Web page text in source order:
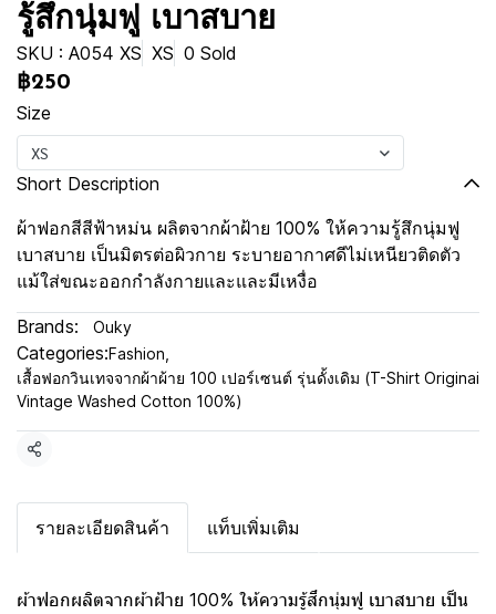
รู้สึกนุ่มฟู เบาสบาย
SKU : A054 XS XS 0 Sold
฿250
Size
XS
Short Description
ผ้าฟอกสีสีฟ้าหม่น ผลิตจากผ้าฝ้าย 100% ให้ความรู้สึกนุ่มฟู
เบาสบาย เป็นมิตรต่อผิวกาย ระบายอากาศดีไม่เหนียวติดตัว
แม้ใส่ขณะออกกำลังกายและและมีเหงื่อ
Brands: Ouky
Categories:Fashion
เสื้อฟอกวินเทจจากผ้าผ้าย 100 เปอร์เซนต์ รุ่นดั้งเดิม (T-Shirt Originai
Vintage Washed Cotton 100%)
Share
รายละเอียดสินค้า แท็บเพิ่มเติม
ผ้าฟอกผลิตจากผ้าฝ้าย 100% ให้ความรู้สึกนุ่มฟู เบาสบาย เป็น